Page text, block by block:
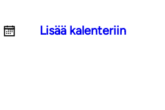
Lisää kalenteriin